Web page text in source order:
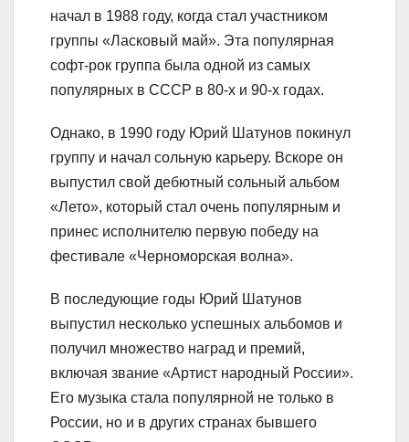
начал в 1988 году, когда стал участником
группы «Ласковый май». Эта популярная
софт-рок группа была одной из самых
популярных в СССР в 80-х и 90-х годах.
Однако, в 1990 году Юрий Шатунов покинул
группу и начал сольную карьеру. Вскоре он
выпустил свой дебютный сольный альбом
«Лето», который стал очень популярным и
принес исполнителю первую победу на
фестивале «Черноморская волна».
В последующие годы Юрий Шатунов
выпустил несколько успешных альбомов и
получил множество наград и премий,
включая звание «Артист народный России».
Его музыка стала популярной не только в
России, но и в других странах бывшего